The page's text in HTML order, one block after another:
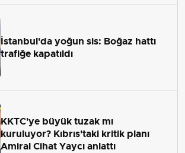
İstanbul'da yoğun sis: Boğaz hattı
trafiğe kapatıldı
KKTC'ye büyük tuzak mı
kuruluyor? Kıbrıs'taki kritik planı
Amiral Cihat Yaycı anlattı